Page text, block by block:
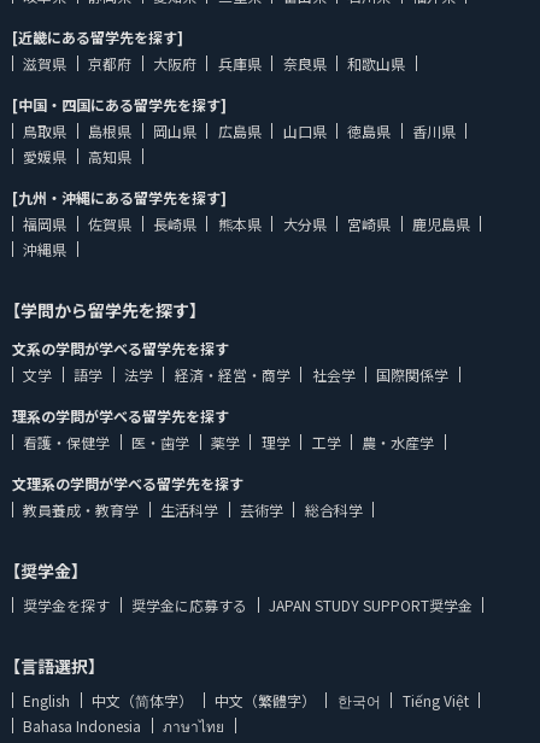
[近畿にある留学先を探す]
滋賀県
京都府 大阪府 兵庫県 奈良県
和歌山県
[中国・四国にある留学先を探す]
鳥取県
島根県 岡山県 広島県 山口県 徳島県
香川県
愛媛県
高知県
[九州・沖縄にある留学先を探す]
福岡県
佐賀県 長崎県 熊本県 大分県 宮崎県
鹿児島県
沖縄県
【学問から留学先を探す】
文系の学問が学べる留学先を探す
文学
語学 法学 経済・経営・商学 社会学
国際関係学
理系の学問が学べる留学先を探す
看護・保健学
医・歯学 薬学 理学 工学
農・水産学
文理系の学問が学べる留学先を探す
教員養成・教育学
生活科学 芸術学 総合科学
【奨学金】
奨学金を探す 奨学金に応募する JAPAN STUDY SUPPORT奨学金
【言語選択】
English 中文（简体字） 中文（繁體字） 한국어
Tiếng Việt
Bahasa Indonesia
ภาษาไทย